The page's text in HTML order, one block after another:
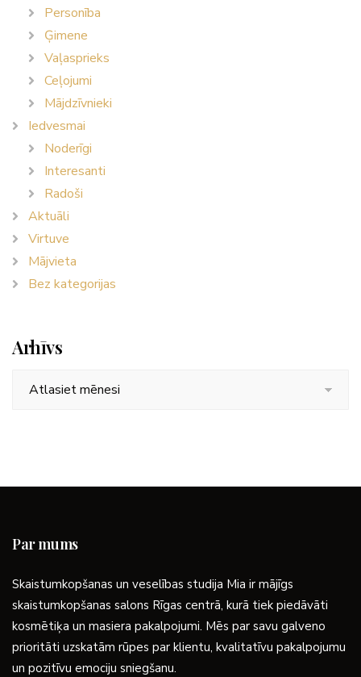
Personība
Ģimene
Vaļasprieks
Ceļojumi
Mājdzīvnieki
Iedvesmai
Noderīgi
Interesanti
Radoši
Aktuāli
Virtuve
Mājvieta
Bez kategorijas
Arhīvs
Par mums
Skaistumkopšanas un veselības studija Mia ir mājīgs
skaistumkopšanas salons Rīgas centrā, kurā tiek piedāvāti
kosmētiķa un masiera pakalpojumi. Mēs par savu galveno
prioritāti uzskatām rūpes par klientu, kvalitatīvu pakalpojumu
un pozitīvu emociju sniegšanu.